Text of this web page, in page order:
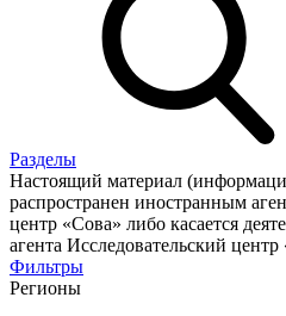
Разделы
Настоящий материал
распространен иностранным
центр «Сова» либо касается
агента Исследовательский центр
Фильтры
Регионы